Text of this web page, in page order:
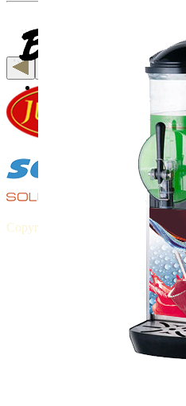
Copyright © 2015 MIXEXPERT